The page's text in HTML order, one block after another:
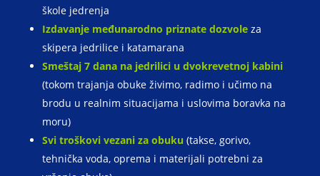
škole jedrenja
Izdavanje međunarodno priznate dozvoleza
skipera jedrilice i katamarana
Smeštaj 7 dana na jedrilici u dvokrevetnoj kabini
(tokom trajanja obuke živimo, radimo i učimo na
brodu u realnim situacijama i uslovima boravka na
moru)
Svi troškovi vezani za obuku (takse, gorivo,
tehnička voda, oprema i materijali potrebni za